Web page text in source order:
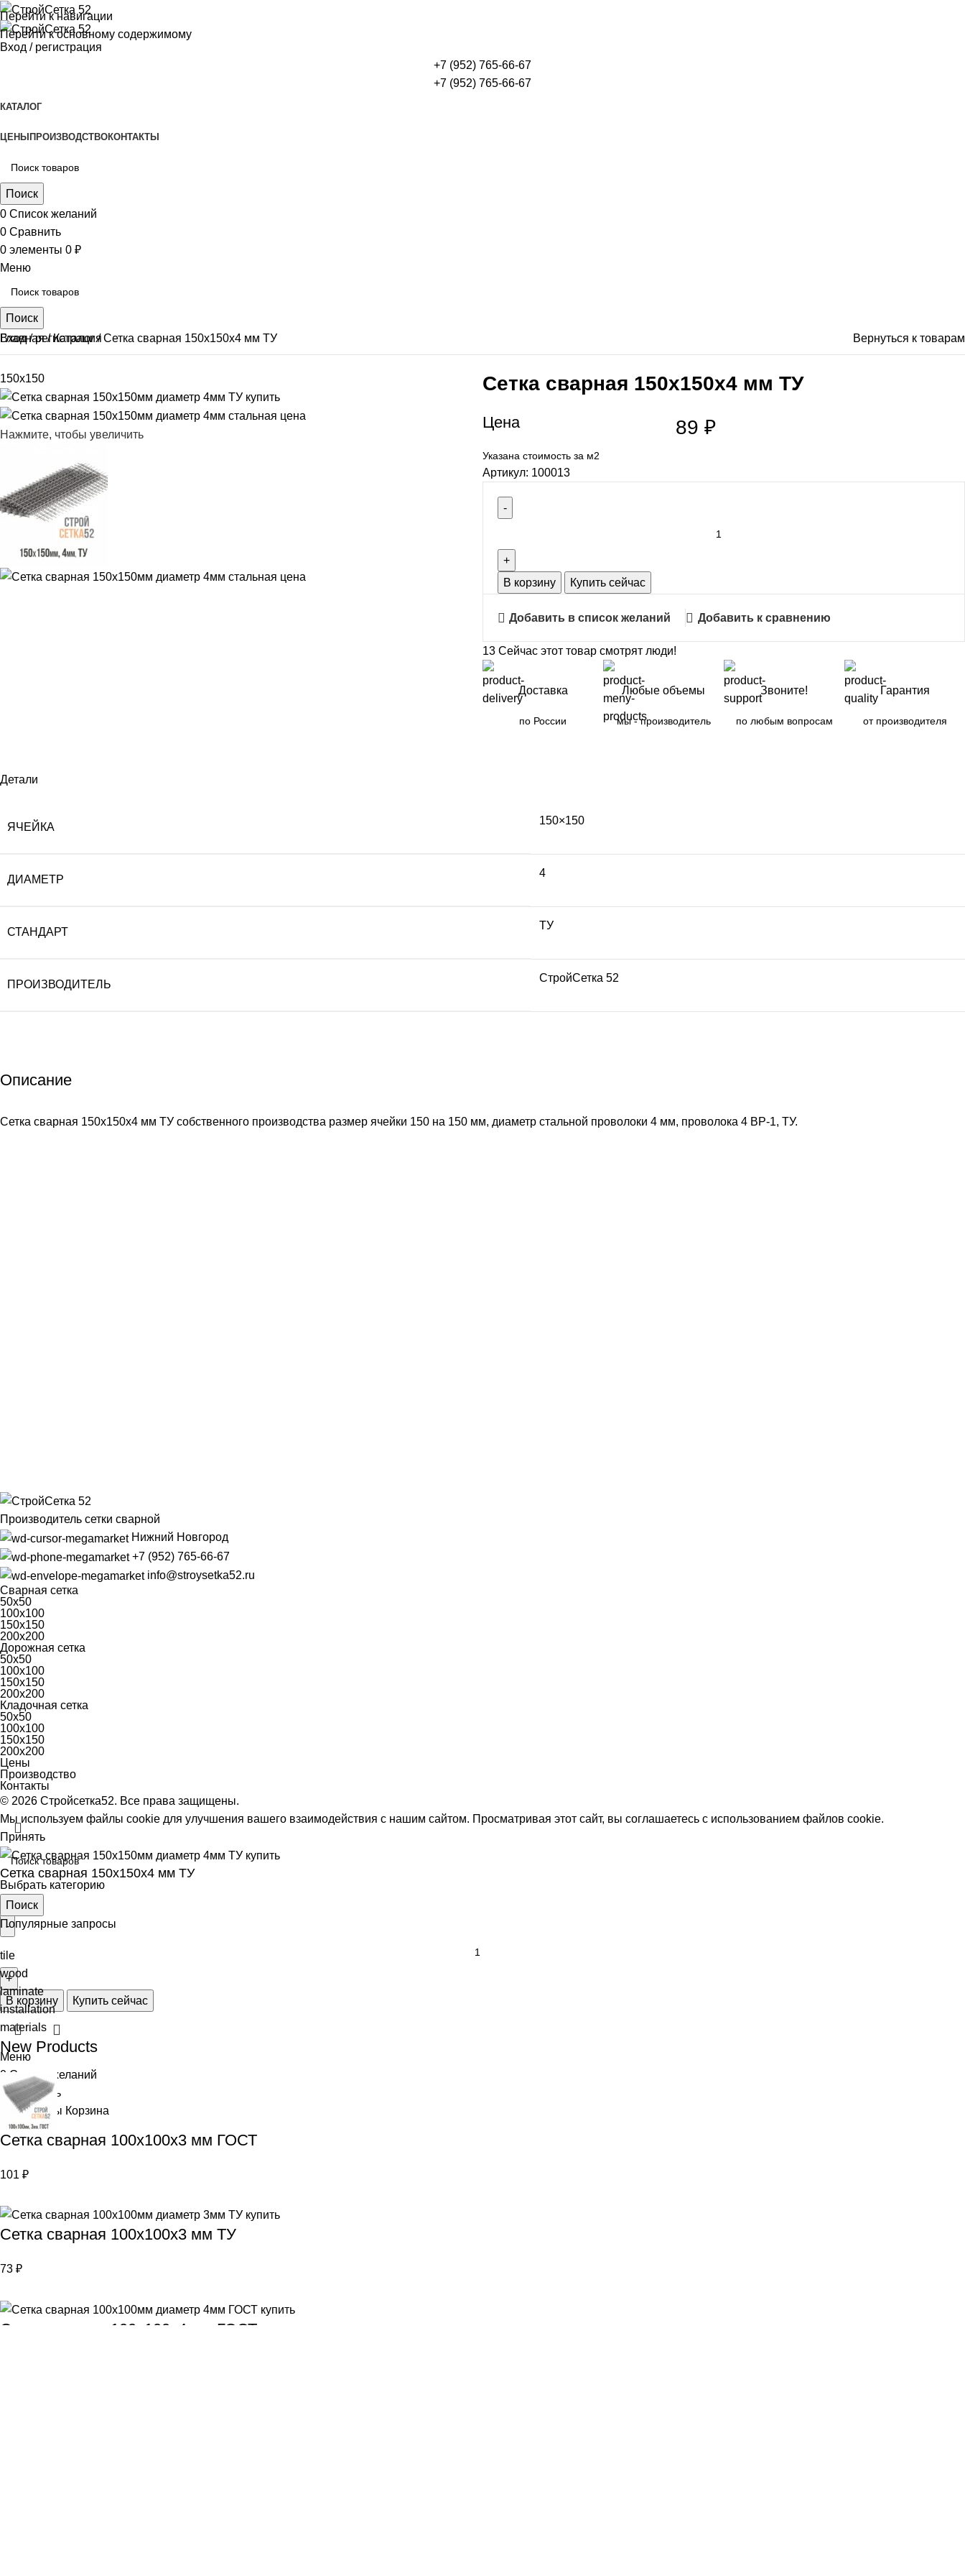
Перейти к навигации
Перейти к основному содержимому
Вход / регистрация
+7 (952) 765-66-67
+7 (952) 765-66-67
КАТАЛОГ
ЦЕНЫПРОИЗВОДСТВОКОНТАКТЫ
Поиск
0 Список желаний
0 Сравнить
0 элементы 0 ₽
Меню
Поиск
Вход / регистрация
Главная Каталог Сетка сварная 150х150х4 мм ТУ Вернуться к товарам
150x150
Нажмите, чтобы увеличить
Сетка сварная 150х150х4 мм ТУ
Цена
Указана стоимость за м2
89 ₽
Артикул: 100013
В корзину Купить сейчас
Добавить в список желаний Добавить к сравнению
13 Сейчас этот товар смотрят люди!
Доставка
по России
Любые объемы
мы - производитель
Звоните!
по любым вопросам
Гарантия
от производителя
Детали
ЯЧЕЙКА
150×150
ДИАМЕТР
4
СТАНДАРТ
ТУ
ПРОИЗВОДИТЕЛЬ
СтройСетка 52
Описание
Сетка сварная 150х150х4 мм ТУ собственного производства размер ячейки 150 на 150 мм, диаметр стальной проволоки 4 мм, проволока 4 ВР-1, ТУ.
Производитель сетки сварной
Нижний Новгород
+7 (952) 765-66-67
info@stroysetka52.ru
Сварная сетка
50х50
100х100
150х150
200х200
Дорожная сетка
50х50
100х100
150х150
200х200
Кладочная сетка
50х50
100х100
150х150
200х200
Цены
Производство
Контакты
© 2026 Стройсетка52. Все права защищены.
Выбрать категорию
Поиск
Популярные запросы
tile
wood
laminate
installation
materials
New Products
Сетка сварная 100х100х3 мм ГОСТ
101 ₽
Сетка сварная 100х100х3 мм ТУ
73 ₽
Сетка сварная 100х100х4 мм ГОСТ
Мы используем файлы cookie для улучшения вашего взаимодействия с нашим сайтом. Просматривая этот сайт, вы соглашаетесь с использованием файлов cookie.
Принять
Сетка сварная 150х150х4 мм ТУ
89₽
В корзину Купить сейчас
Меню
0 Список желаний
0 Сравнить
элементы Корзина